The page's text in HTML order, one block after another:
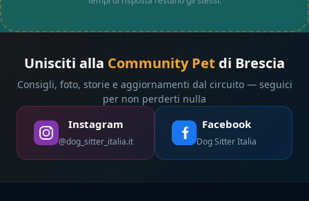
Unisciti alla Community Pet di Brescia
Consigli, foto, storie e aggiornamenti dal circuito — seguici
per non perderti nulla
Instagram
@dog_sitter_italia.it
Facebook
Dog Sitter Italia